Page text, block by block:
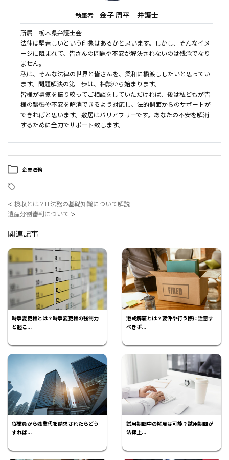
執筆者 金子 周平 弁護士
所属 栃木県弁護士会
法律は堅苦しいという印象はあるかと思います。しかし、そんなイメ
ージに阻まれて、皆さんの問題や不安が解決されないのは残念でなり
ません。
私は、そんな法律の世界と皆さんを、柔和に橋渡ししたいと思ってい
ます。問題解決の第一歩は、相談から始まります。
皆様が勇気を振り絞ってご相談をしていただければ、後は私どもが皆
様の緊張や不安を解消できるよう対応し、法的側面からのサポートが
できればと思います。敷居はバリアフリーです。あなたの不安を解消
するために全力でサポート致します。
企業法務
＜ 検収とは？IT法務の基礎知識について解説
遺産分割審判について ＞
関連記事
時季変更権とは？時季変更権の強制力
と起こ...
懲戒解雇とは？要件や行う際に注意す
べきポ...
従業員から残業代を請求されたらどう
すれば...
試用期間中の解雇は可能？試用期間が
法律上...